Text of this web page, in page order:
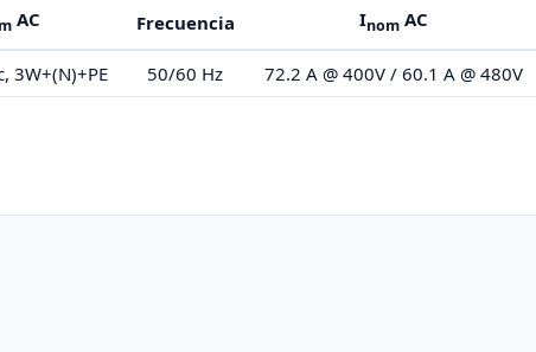
AC Frecuencia InomAC
3W+(N)+PE 50/60 Hz 72.2 A @ 400V / 60.1 A @ 480V